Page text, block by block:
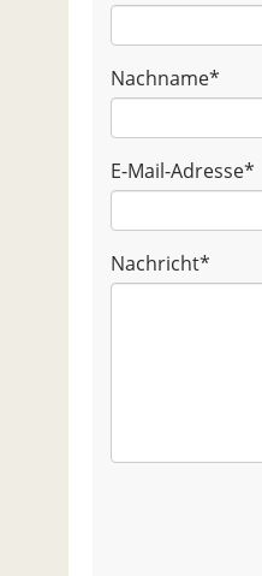
Nachname*
E-Mail-Adresse*
Nachricht*